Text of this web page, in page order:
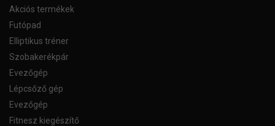
Akciós termékek
Futópad
Elliptikus tréner
Szobakerékpár
Evezőgép
Lépcsőző gép
Evezőgép
Fitnesz kiegészítő